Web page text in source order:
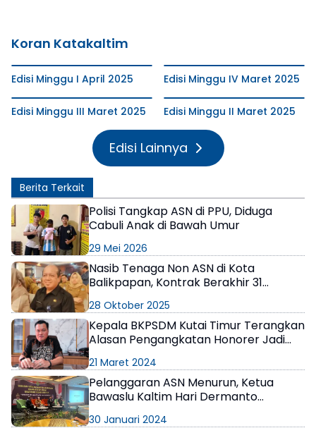
Koran Katakaltim
Edisi Minggu I April 2025 Edisi Minggu IV Maret 2025
Edisi Minggu III Maret 2025 Edisi Minggu II Maret 2025
Edisi Lainnya
Berita Terkait
Polisi Tangkap ASN di PPU, Diduga
Cabuli Anak di Bawah Umur
29 Mei 2026
Nasib Tenaga Non ASN di Kota
Balikpapan, Kontrak Berakhir 31
28 Oktober 2025
Kepala BKPSDM Kutai Timur Terangkan
Alasan Pengangkatan Honorer Jadi
21 Maret 2024
Pelanggaran ASN Menurun, Ketua
Bawaslu Kaltim Hari Dermanto
30 Januari 2024